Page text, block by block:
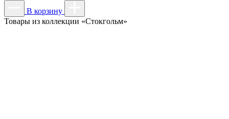
В корзину
Товары из коллекции «Стокгольм»